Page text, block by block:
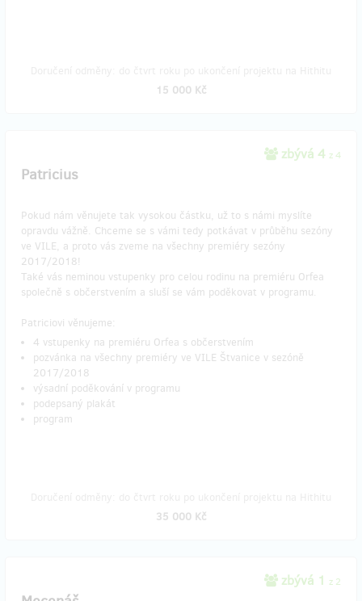
15 000 Kč
zbývá 4 z 4
Patricius
Pokud nám věnujete tak vysokou částku, už to s námi myslíte
opravdu vážně. Chceme se s vámi tedy potkávat v průběhu sezóny
ve VILE, a proto vás zveme na všechny premiéry sezóny
2017/2018!
Také vás neminou vstupenky pro celou rodinu na premiéru Orfea
společně s občerstvením a sluší se vám poděkovat v programu.
Patriciovi věnujeme:
4 vstupenky na premiéru Orfea s občerstvením
pozvánka na všechny premiéry ve VILE Štvanice v sezóně
2017/2018
výsadní poděkování v programu
podepsaný plakát
program
35 000 Kč
zbývá 1 z 2